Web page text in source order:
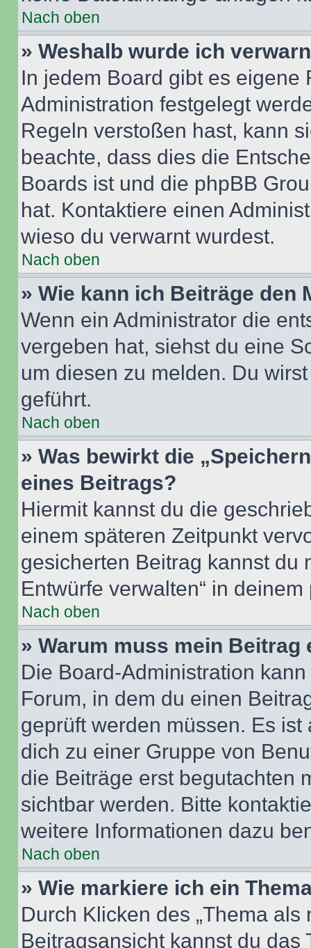
Nach oben
» Weshalb wurde ich
In jedem Board gibt es
Administration festgelegt
Regeln verstoßen hast, kann
beachte, dass dies die
Boards ist und die phpBB
hat. Kontaktiere einen
wieso du verwarnt wurdest.
Nach oben
» Wie kann ich Beiträge den
Wenn ein Administrator die
vergeben hat, siehst du eine
um diesen zu melden. Du
geführt.
Nach oben
» Was bewirkt die
eines Beitrags?
Hiermit kannst du die
einem späteren Zeitpunkt
gesicherten Beitrag kannst du
Entwürfe verwalten“ in
Nach oben
» Warum muss mein
Die Board-Administration
Forum, in dem du einen
geprüft werden müssen. Es
dich zu einer Gruppe von
die Beiträge erst begutachten
sichtbar werden. Bitte
weitere Informationen dazu
Nach oben
» Wie markiere ich ein
Durch Klicken des „Thema
Beitragsansicht kannst du